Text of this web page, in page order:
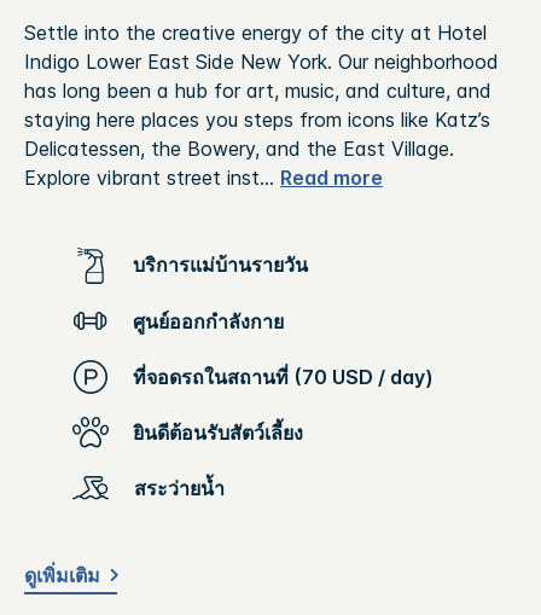
Settle into the creative energy of the city at Hotel
Indigo Lower East Side New York. Our neighborhood
has long been a hub for art, music, and culture, and
staying here places you steps from icons like Katz’s
Delicatessen, the Bowery, and the East Village.
Explore vibrant street inst... Read more
บริการแม่บ้านรายวัน
ศูนย์ออกกำลังกาย
ที่จอดรถในสถานที่ (70 USD / day)
ยินดีต้อนรับสัตว์เลี้ยง
สระว่ายน้ำ
ดูเพิ่มเติม